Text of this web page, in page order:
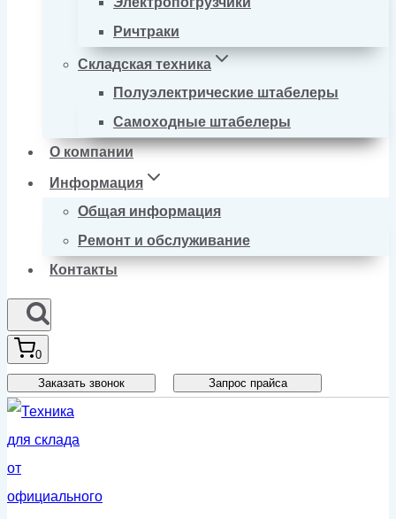
Ричтраки
Складская техника
Полуэлектрические штабелеры
Самоходные штабелеры
О компании
Информация
Общая информация
Ремонт и обслуживание
Контакты
0
Заказать звонок Запрос прайса